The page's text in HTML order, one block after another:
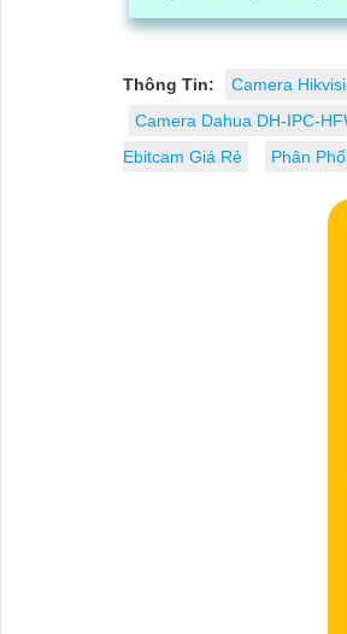
số...
Thông Tin: Camera
Camera Dahua DH-IPC-
Ebitcam Giá Rẻ
Phân